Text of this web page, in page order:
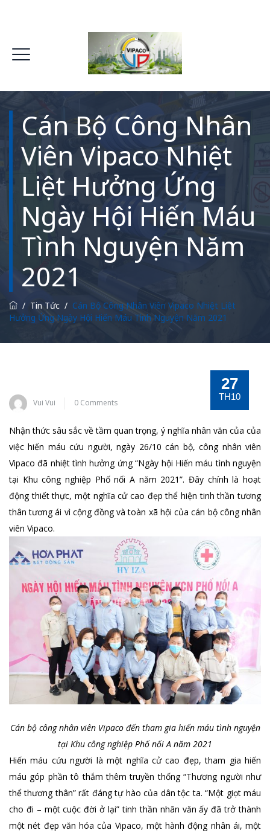
Cán Bộ Công Nhân
Viên Vipaco Nhiệt
Liệt Hưởng Ứng
Ngày Hội Hiến Máu
Tình Nguyện Năm
2021
/ Tin Tức / Cán Bộ Công Nhân Viên Vipaco Nhiệt Liệt
Hưởng Ứng Ngày Hội Hiến Máu Tình Nguyện Năm 2021
27
TH10
Vui Vui 0 Comments
Nhận thức sâu sắc về tầm quan trọng, ý nghĩa nhân văn của của
việc hiến máu cứu người, ngày 26/10 cán bộ, công nhân viên
Vipaco đã nhiệt tình hưởng ứng “Ngày hội Hiến máu tình nguyện
tại Khu công nghiệp Phố nối A năm 2021”. Đây chính là hoạt
động thiết thực, một nghĩa cử cao đẹp thể hiện tinh thần tương
thân tương ái vì cộng đồng và toàn xã hội của cán bộ công nhân
viên Vipaco.
Cán bộ công nhân viên Vipaco đến tham gia hiến máu tình nguyện
tại Khu công nghiệp Phố nối A năm 2021
Hiến máu cứu người là một nghĩa cử cao đẹp, tham gia hiến
máu góp phần tô thắm thêm truyền thống “Thương người như
thể thương thân” rất đáng tự hào của dân tộc ta. “Một giọt máu
cho đi – một cuộc đời ở lại” tinh thần nhân văn ấy đã trở thành
một nét đẹp văn hóa của Vipaco, một hành động nhân ái, một